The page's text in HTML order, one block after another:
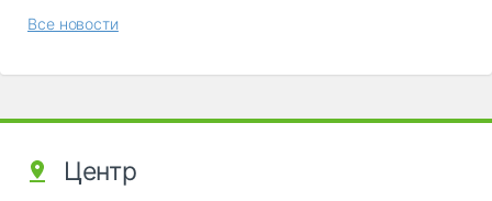
Все новости
Центр